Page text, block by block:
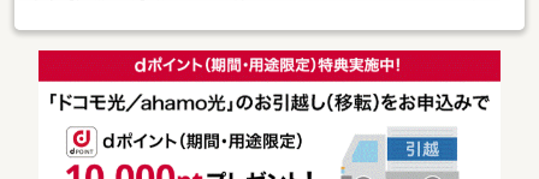
器洗浄乾燥機付浴室とは別にシャワースペース有温水洗浄便座ト
イレ２か所有納戸・ＷＩＣ・グルニエで収納量◎【周辺環境】ラ
イフ豊津店 徒歩９分ローソン吹田円山町店 徒歩３分スギ薬局
豊津店 徒歩７分吹田市立第一中学校 徒歩１２分吹田市立千里
公園 徒歩２分吹田市立片山市民プール 徒歩１４分